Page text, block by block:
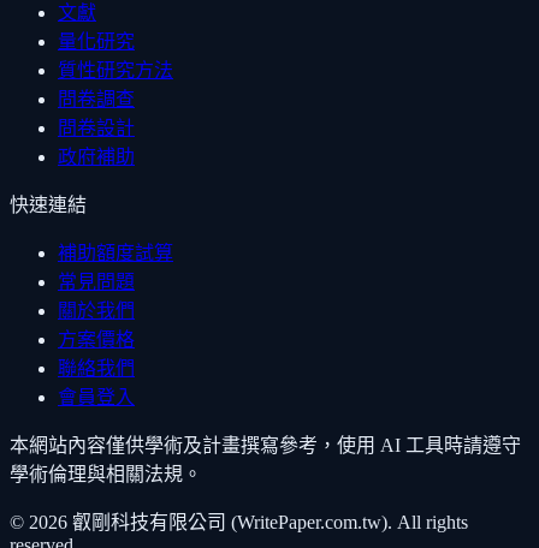
文獻
量化研究
質性研究方法
問卷調查
問卷設計
政府補助
快速連結
補助額度試算
常見問題
關於我們
方案價格
聯絡我們
會員登入
本網站內容僅供學術及計畫撰寫參考，使用 AI 工具時請遵守
學術倫理與相關法規。
© 2026 叡剛科技有限公司 (WritePaper.com.tw). All rights